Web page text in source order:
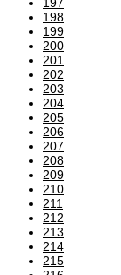
198
199
200
201
202
203
204
205
206
207
208
209
210
211
212
213
214
215